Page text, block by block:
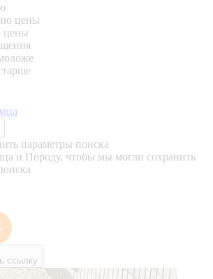
цены
цены
параметры поиска
и Породу, чтобы мы могли сохранить
ссылку